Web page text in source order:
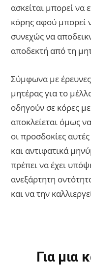
ασκείται μπορεί να
κόρης αφού μπορεί
συνεχώς να
αποδεκτή από τη
Σύμφωνα με έρευνες
μητέρας για το
οδηγούν σε κόρες
αποκλείεται όμως
οι προσδοκίες
και αντιφατικά
πρέπει να έχει
ανεξάρτητη
και να την
Για μια